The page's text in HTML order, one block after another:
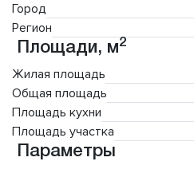
Город
Регион
Площади, м2
Жилая площадь
Общая площадь
Площадь кухни
Площадь участка
Параметры